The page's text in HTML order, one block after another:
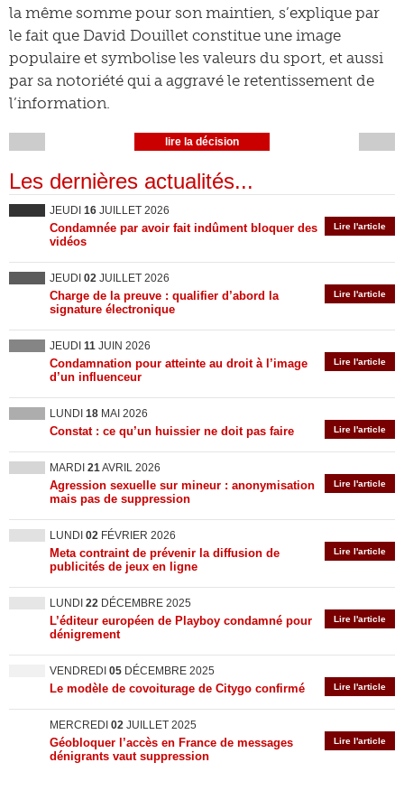
la même somme pour son maintien, s’explique par
le fait que David Douillet constitue une image
populaire et symbolise les valeurs du sport, et aussi
par sa notoriété qui a aggravé le retentissement de
l’information.
lire la décision
Les dernières actualités...
JEUDI 16 JUILLET 2026
Lire l'article
Condamnée par avoir fait indûment bloquer des
vidéos
JEUDI 02 JUILLET 2026
Lire l'article
Charge de la preuve : qualifier d’abord la
signature électronique
JEUDI 11 JUIN 2026
Lire l'article
Condamnation pour atteinte au droit à l’image
d’un influenceur
LUNDI 18 MAI 2026
Lire l'article
Constat : ce qu’un huissier ne doit pas faire
MARDI 21AVRIL 2026
Lire l'article
Agression sexuelle sur mineur : anonymisation
mais pas de suppression
LUNDI 02 FÉVRIER 2026
Lire l'article
Meta contraint de prévenir la diffusion de
publicités de jeux en ligne
LUNDI 22 DÉCEMBRE 2025
Lire l'article
L’éditeur européen de Playboy condamné pour
dénigrement
VENDREDI 05 DÉCEMBRE 2025
Lire l'article
Le modèle de covoiturage de Citygo confirmé
MERCREDI 02 JUILLET 2025
Lire l'article
Géobloquer l’accès en France de messages
dénigrants vaut suppression